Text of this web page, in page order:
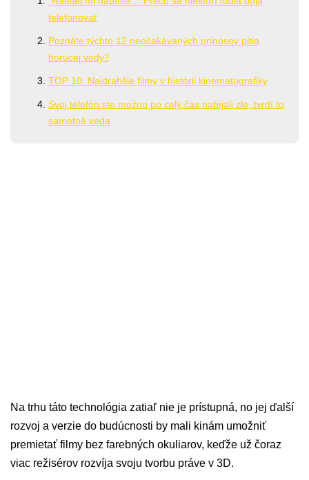
telefonovať
Poznáte týchto 12 neočakávaných prínosov pitia
horúcej vody?
TOP 10: Najdrahšie filmy v histórii kinematografiky
Svoj telefón ste možno po celý čas nabíjali zle, tvrdí to
samotná veda
Na trhu táto technológia zatiaľ nie je prístupná, no jej ďalší
rozvoj a verzie do budúcnosti by mali kinám umožniť
premietať filmy bez farebných okuliarov, keďže už čoraz
viac režisérov rozvíja svoju tvorbu práve v 3D.